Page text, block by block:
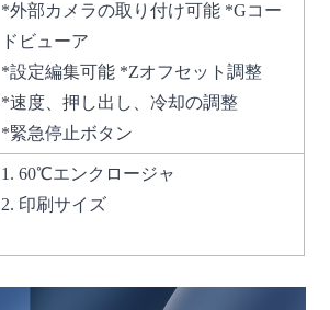
*外部カメラの取り付け可能 *Gコー
ドビューア
*設定編集可能 *Zオフセット調整
*速度、押し出し、冷却の調整
*緊急停止ボタン
1. 60℃エンクロージャ
2. 印刷サイズ